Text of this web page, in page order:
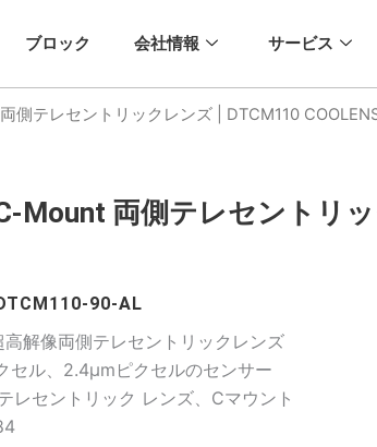
ブロック 会社情報 サービス
側テレセントリックレンズ | DTCM110
Mount 両側テレセントリ
90-AL
解像両側テレセントリックレンズ
セル、2.4μmピクセルのセンサー
レセントリック レンズ、Cマウント